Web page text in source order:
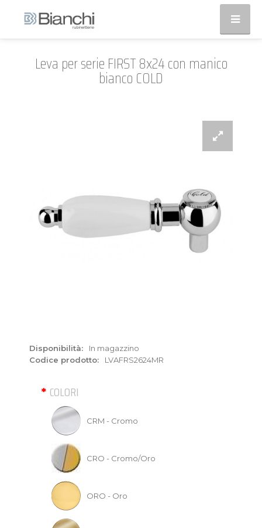
Leva per serie FIRST 8x24 con manico
bianco COLD
Disponibilità:
In magazzino
Codice prodotto:
LVAFRS2624MR
COLORI
CRM - Cromo
CRO - Cromo/Oro
ORO - Oro